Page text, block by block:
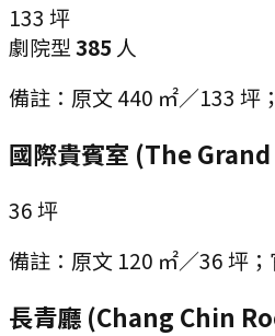
133 坪
劇院型 385 人
備註： 原文 440 ㎡／133 坪
國際貴賓室 (The
36坪
備註： 原文 120 ㎡／36 坪
長青廳 (Chang Chin